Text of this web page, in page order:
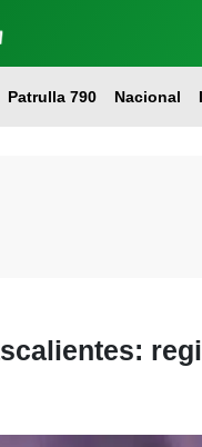
Patrulla 790 Nacional